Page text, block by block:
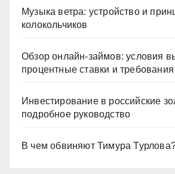
Музыка ветра: устройство и
колокольчиков
Обзор онлайн-займов: условия
процентные ставки и
Инвестирование в российские
подробное руководство
В чем обвиняют Тимура